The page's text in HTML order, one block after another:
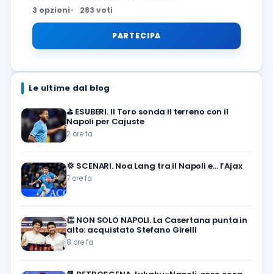
3 opzioni 283 voti
PARTECIPA
Le ultime dal blog
⛳ ESUBERI. Il Toro sonda il terreno con il
Napoli per Cajuste
2 ore fa
💢 SCENARI. Noa Lang tra il Napoli e… l’Ajax
7 ore fa
👏 NON SOLO NAPOLI. La Casertana punta in
alto: acquistato Stefano Girelli
8 ore fa